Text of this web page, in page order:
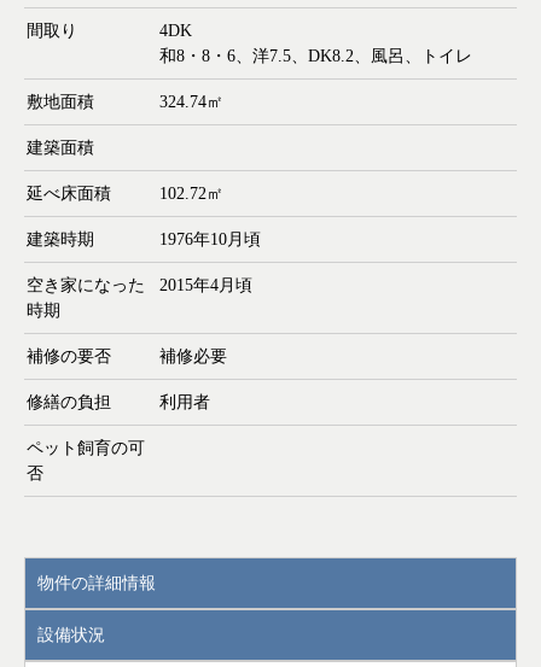
間取り
4DK
和8・8・6、洋7.5、DK8.2、風呂、トイレ
敷地面積 324.74㎡
建築面積
延べ床面積 102.72㎡
建築時期 1976年10月頃
空き家になった
時期
2015年4月頃
補修の要否 補修必要
修繕の負担 利用者
ペット飼育の可
否
物件の詳細情報
設備状況